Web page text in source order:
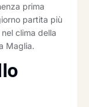
prima
partita più
clima della
Maglia.